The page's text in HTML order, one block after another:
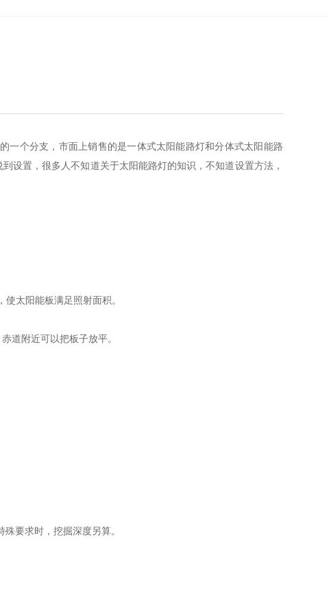
一个分支，市面上销售的是一体式太阳能路灯和分体式太阳能路
设置，很多人不知道关于太阳能路灯的知识，不知道设置方法，
太阳能板满足照射面积。
道附近可以把板子放平。
要求时，挖掘深度另算。